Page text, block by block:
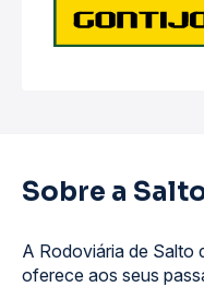
Sobre a
A Rodoviária de Salto
oferece aos seus